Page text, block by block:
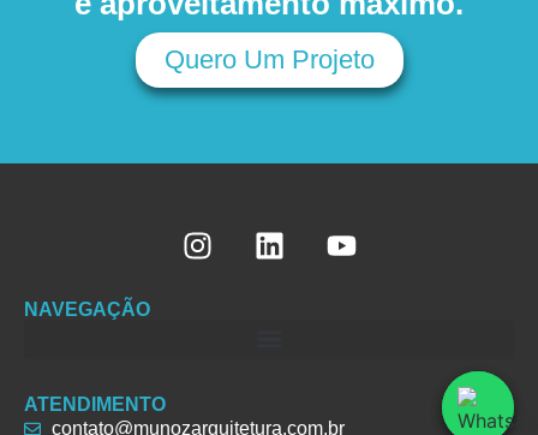
Quero Um Projeto
NAVEGAÇÃO
ATENDIMENTO
contato@munozarquitetura.com.br